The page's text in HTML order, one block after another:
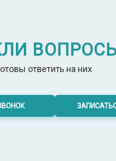
ответить на них